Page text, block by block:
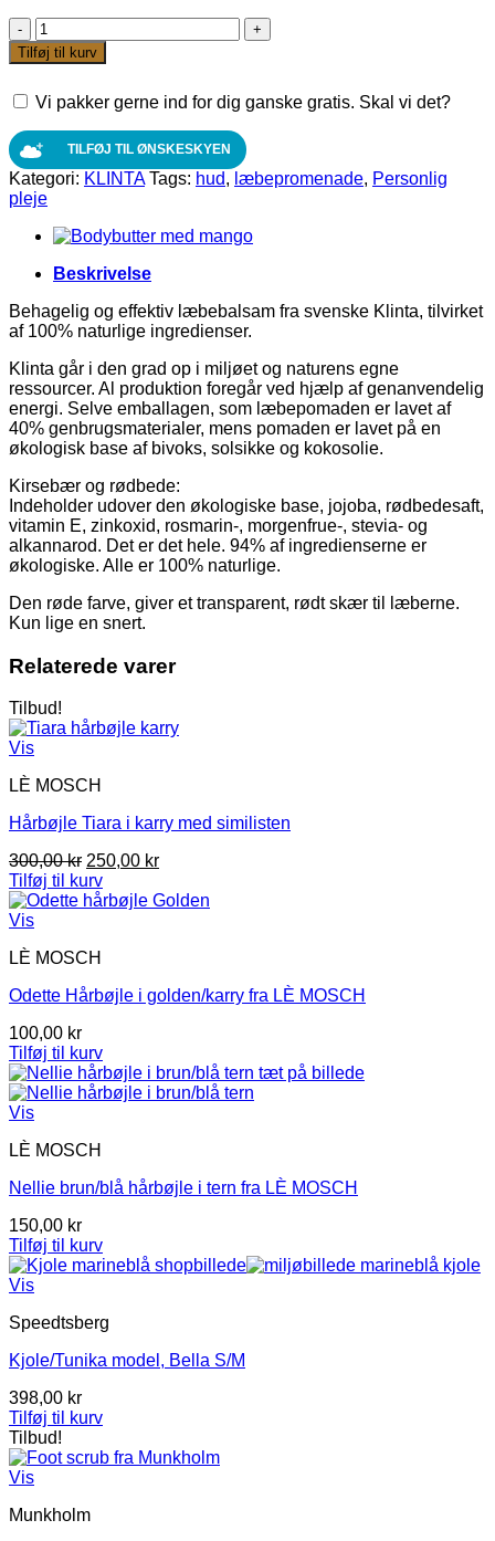
Læbepromenade
med
kirsebær
rødbede
KLINTA
antal
Tilføj til kurv
Vi pakker gerne ind for dig ganske gratis. Skal vi det?
TILFØJ TIL ØNSKESKYEN
Kategori: KLINTA Tags: hud, læbepromenade, Personlig
pleje
Beskrivelse
Behagelig og effektiv læbebalsam fra svenske Klinta, tilvirket
af 100% naturlige ingredienser.
Klinta går i den grad op i miljøet og naturens egne
ressourcer. Al produktion foregår ved hjælp af genanvendelig
energi. Selve emballagen, som læbepomaden er lavet af
40% genbrugsmaterialer, mens pomaden er lavet på en
økologisk base af bivoks, solsikke og kokosolie.
Kirsebær og rødbede:
Indeholder udover den økologiske base, jojoba, rødbedesaft,
vitamin E, zinkoxid, rosmarin-, morgenfrue-, stevia- og
alkannarod. Det er det hele. 94% af ingredienserne er
økologiske. Alle er 100% naturlige.
Den røde farve, giver et transparent, rødt skær til læberne.
Kun lige en snert.
Relaterede varer
Tilbud!
Vis
LÈ MOSCH
Hårbøjle Tiara i karry med similisten
300,00kr Den
oprindelige
pris
250,00 krDen
pris
Tilføj til kurv
Vis
LÈ MOSCH
Odette Hårbøjle i golden/karry fra LÈ MOSCH
100,00 kr
Tilføj til kurv
Vis
LÈ MOSCH
Nellie brun/blå hårbøjle i tern fra LÈ MOSCH
150,00 kr
Tilføj til kurv
Vis
Speedtsberg
Kjole/Tunika model, Bella S/M
398,00 kr
Tilføj til kurv
Tilbud!
Vis
Munkholm